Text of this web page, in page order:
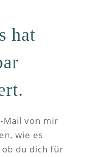
hat
Mail von mir
wie es
du dich für